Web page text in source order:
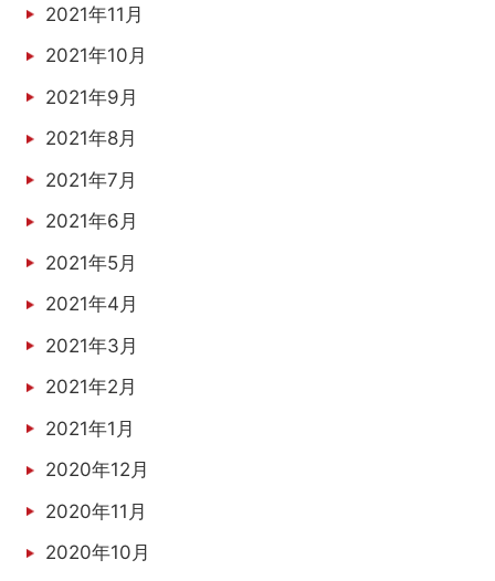
2021年11月
2021年10月
2021年9月
2021年8月
2021年7月
2021年6月
2021年5月
2021年4月
2021年3月
2021年2月
2021年1月
2020年12月
2020年11月
2020年10月